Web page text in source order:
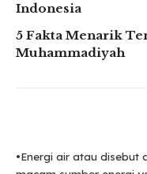
Indonesia
5 Fakta Menarik
Muhammadiyah
•Energi air atau disebut